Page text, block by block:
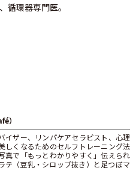
循環器専門医。
）
イザー、リンパケアセラピスト、心理
しくなるためのセルフトレーニング法
真で「もっとわかりやすく」伝えられ
テ（豆乳・シロップ抜き）と足つぼマ